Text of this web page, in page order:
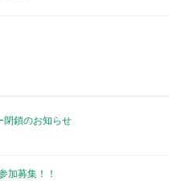
閉鎖のお知らせ
加募集！！